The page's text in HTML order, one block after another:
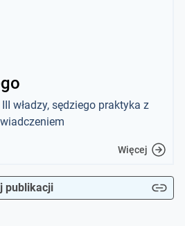
władzy, sędziego praktyka z
Więcej
publikacji